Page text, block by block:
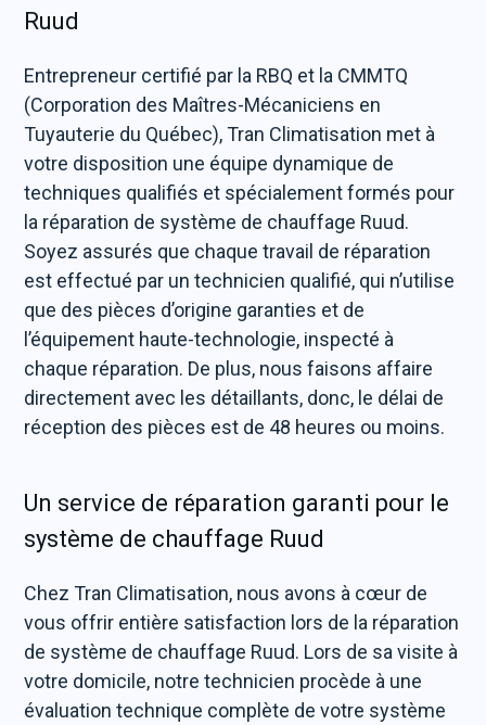
Ruud
Entrepreneur certifié par la RBQ et la CMMTQ
(Corporation des Maîtres-Mécaniciens en
Tuyauterie du Québec), Tran Climatisation met à
votre disposition une équipe dynamique de
techniques qualifiés et spécialement formés pour
la réparation de système de chauffage Ruud.
Soyez assurés que chaque travail de réparation
est effectué par un technicien qualifié, qui n’utilise
que des pièces d’origine garanties et de
l’équipement haute-technologie, inspecté à
chaque réparation. De plus, nous faisons affaire
directement avec les détaillants, donc, le délai de
réception des pièces est de 48 heures ou moins.
Un service de réparation garanti pour le
système de chauffage Ruud
Chez Tran Climatisation, nous avons à cœur de
vous offrir entière satisfaction lors de la réparation
de système de chauffage Ruud. Lors de sa visite à
votre domicile, notre technicien procède à une
évaluation technique complète de votre système